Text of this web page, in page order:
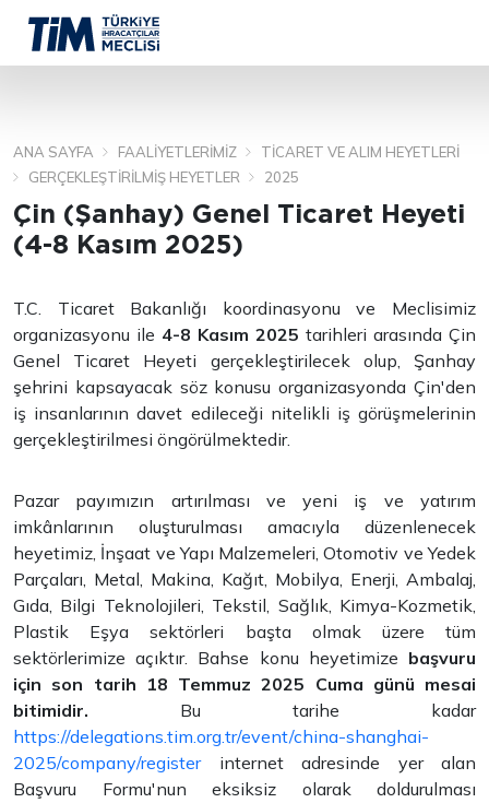
ARA
ANA SAYFA FAALIYETLERIMIZ
TICARET VE ALIM HEYETLERI
GERÇEKLEŞTIRILMIŞ HEYETLER
2025
Çin (Şanhay) Genel Ticaret Heyeti
(4-8 Kasım 2025)
T.C. Ticaret Bakanlığı koordinasyonu ve Meclisimiz
organizasyonu ile 4-8 Kasım 2025 tarihleri arasında Çin
Genel Ticaret Heyeti gerçekleştirilecek olup, Şanhay
şehrini kapsayacak söz konusu organizasyonda Çin'den
iş insanlarının davet edileceği nitelikli iş görüşmelerinin
gerçekleştirilmesi öngörülmektedir.
Pazar payımızın artırılması ve yeni iş ve yatırım
imkânlarının oluşturulması amacıyla düzenlenecek
heyetimiz, İnşaat ve Yapı Malzemeleri, Otomotiv ve Yedek
Parçaları, Metal, Makina, Kağıt, Mobilya, Enerji, Ambalaj,
Gıda, Bilgi Teknolojileri, Tekstil, Sağlık, Kimya-Kozmetik,
Plastik Eşya sektörleri başta olmak üzere tüm
sektörlerimize açıktır. Bahse konu heyetimize başvuru
için son tarih 18 Temmuz 2025 Cuma günü mesai
bitimidir. Bu tarihe kadar
https://delegations.tim.org.tr/event/china-shanghai-
2025/company/registerinternet adresinde yer alan
Başvuru Formu'nun eksiksiz olarak doldurulması